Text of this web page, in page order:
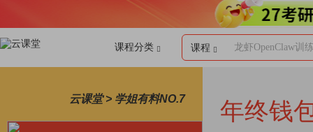
课程分类 课程 龙虾OpenClaw训
云课堂 > 学姐有料NO.7 年终钱